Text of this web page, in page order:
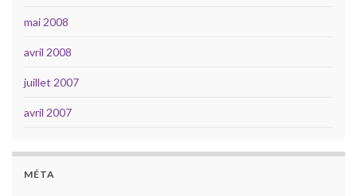
mai 2008
avril 2008
juillet 2007
avril 2007
MÉTA